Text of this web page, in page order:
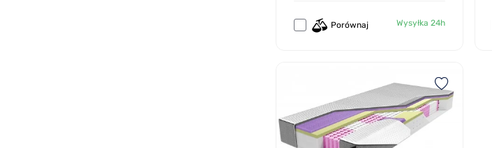
Porównaj Wysyłka 24h